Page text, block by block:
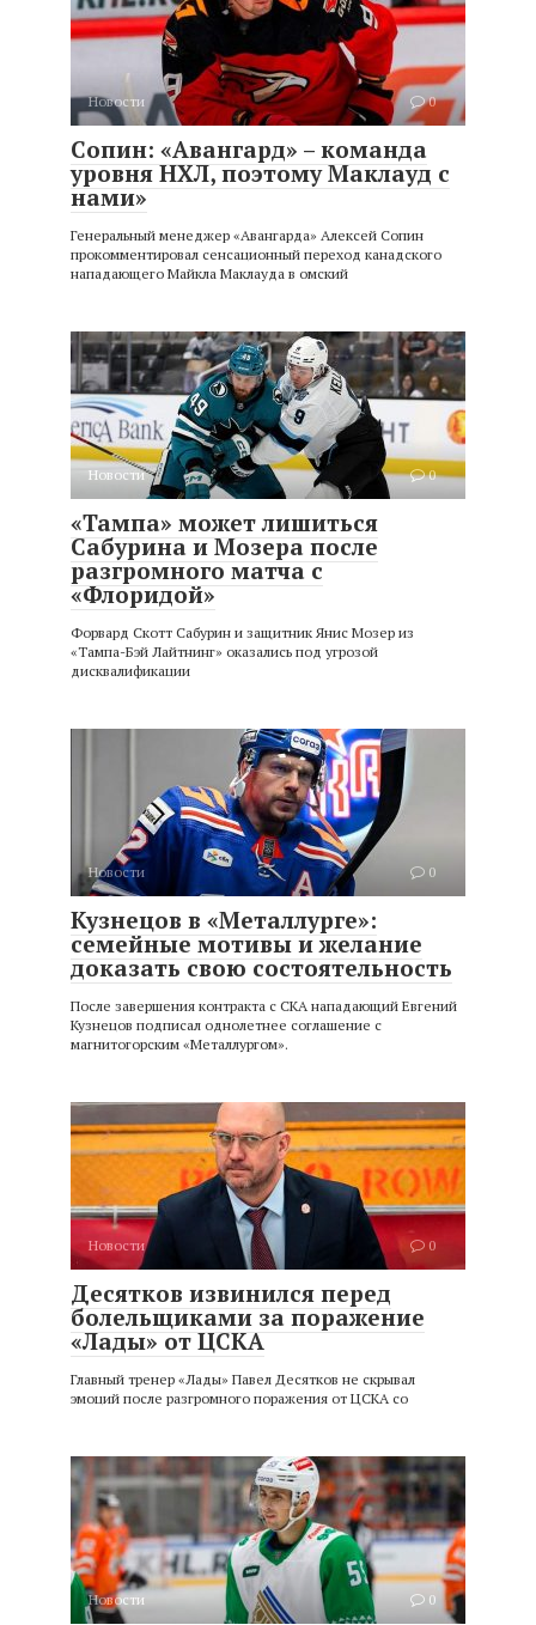
Новости 0
Сопин: «Авангард» – команда
уровня НХЛ, поэтому Маклауд с
нами»
Генеральный менеджер «Авангарда» Алексей Сопин
прокомментировал сенсационный переход канадского
нападающего Майкла Маклауда в омский
Новости 0
«Тампа» может лишиться
Сабурина и Мозера после
разгромного матча с
«Флоридой»
Форвард Скотт Сабурин и защитник Янис Мозер из
«Тампа-Бэй Лайтнинг» оказались под угрозой
дисквалификации
Новости 0
Кузнецов в «Металлурге»:
семейные мотивы и желание
доказать свою состоятельность
После завершения контракта с СКА нападающий Евгений
Кузнецов подписал однолетнее соглашение с
магнитогорским «Металлургом».
Новости 0
Десятков извинился перед
болельщиками за поражение
«Лады» от ЦСКА
Главный тренер «Лады» Павел Десятков не скрывал
эмоций после разгромного поражения от ЦСКА со
Новости 0